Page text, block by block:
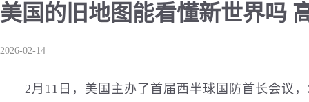
非遗 公益 娱乐 游戏 影视 明星 时尚 体育
美国的旧地图能看懂新世界吗
2026-02-14
2月11日，美国主办了首届西半球 国防首长会议